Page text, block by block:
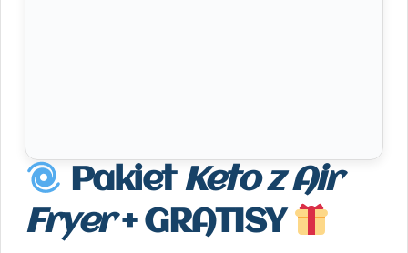
Pakiet Keto z Air
Fryer+ GRATISY